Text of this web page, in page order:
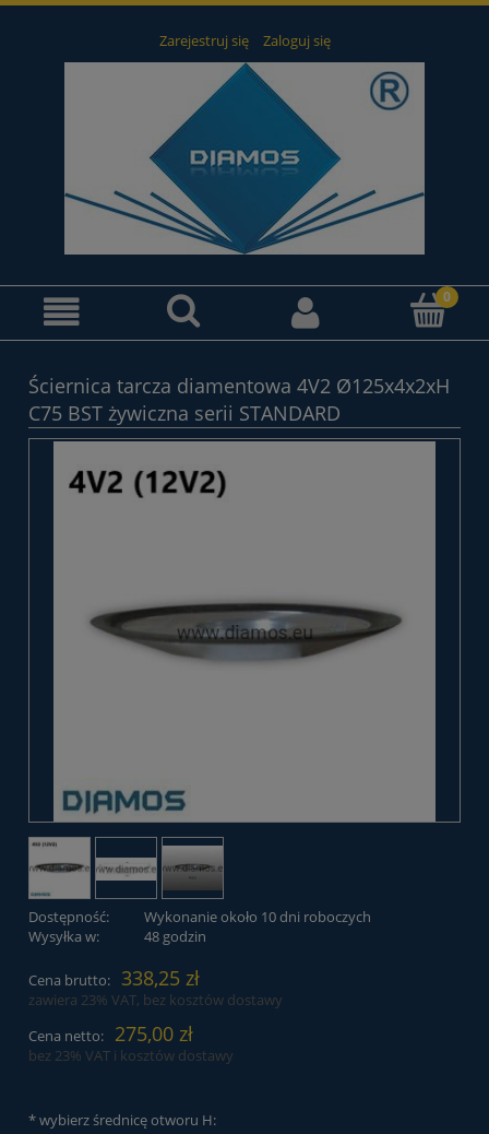
Zarejestruj się Zaloguj się
Ściernica tarcza diamentowa 4V2 Ø125x4x2xH
C75 BST żywiczna serii STANDARD
Dostępność:
Wykonanie około 10 dni roboczych
Wysyłka w:
48 godzin
Cena brutto: 338,25 zł
zawiera 23% VAT, bez kosztów dostawy
Cena netto:
275,00 zł
bez 23% VAT i kosztów dostawy
*wybierz średnicę otworu H: